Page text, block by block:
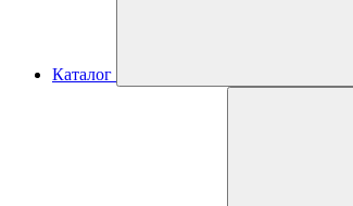
Каталог